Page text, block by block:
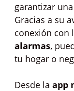
garantizar
Gracias a su
conexión con
alarmas,
tu hogar o
Desde la app